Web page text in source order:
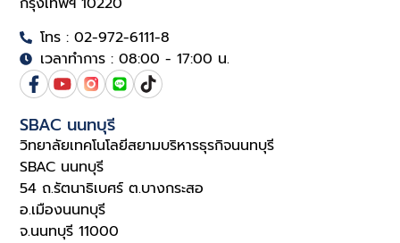
โทร : 02-972-6111-8
เวลาทำการ : 08:00 - 17:00 น.
SBAC นนทบุรี
วิทยาลัยเทคโนโลยีสยามบริหารธุรกิจนนทบุรี
SBAC นนทบุรี
54 ถ.รัตนาธิเบศร์ ต.บางกระสอ
อ.เมืองนนทบุรี
จ.นนทบุรี 11000